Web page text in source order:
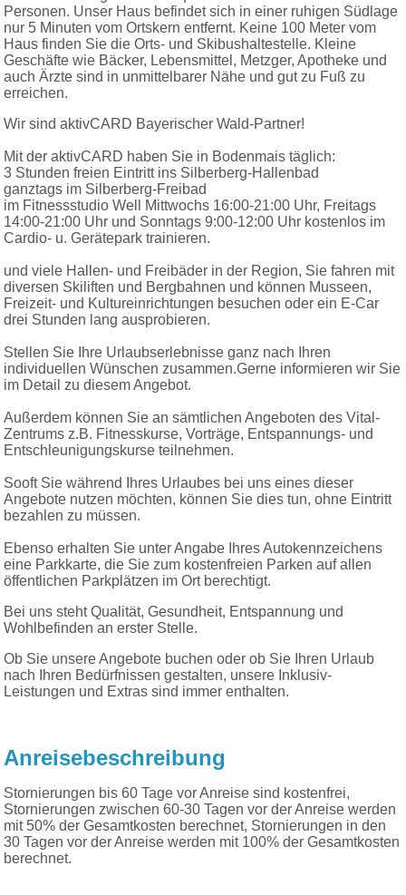
Personen. Unser Haus befindet sich in einer ruhigen Südlage
nur 5 Minuten vom Ortskern entfernt. Keine 100 Meter vom
Haus finden Sie die Orts- und Skibushaltestelle. Kleine
Geschäfte wie Bäcker, Lebensmittel, Metzger, Apotheke und
auch Ärzte sind in unmittelbarer Nähe und gut zu Fuß zu
erreichen.
Wir sind aktivCARD Bayerischer Wald-Partner!
Mit der aktivCARD haben Sie in Bodenmais täglich:
3 Stunden freien Eintritt ins Silberberg-Hallenbad
ganztags im Silberberg-Freibad
im Fitnessstudio Well Mittwochs 16:00-21:00 Uhr, Freitags
14:00-21:00 Uhr und Sonntags 9:00-12:00 Uhr kostenlos im
Cardio- u. Gerätepark trainieren.
und viele Hallen- und Freibäder in der Region, Sie fahren mit
diversen Skiliften und Bergbahnen und können Musseen,
Freizeit- und Kultureinrichtungen besuchen oder ein E-Car
drei Stunden lang ausprobieren.
Stellen Sie Ihre Urlaubserlebnisse ganz nach Ihren
individuellen Wünschen zusammen.Gerne informieren wir Sie
im Detail zu diesem Angebot.
Außerdem können Sie an sämtlichen Angeboten des Vital-
Zentrums z.B. Fitnesskurse, Vorträge, Entspannungs- und
Entschleunigungskurse teilnehmen.
Sooft Sie während Ihres Urlaubes bei uns eines dieser
Angebote nutzen möchten, können Sie dies tun, ohne Eintritt
bezahlen zu müssen.
Ebenso erhalten Sie unter Angabe Ihres Autokennzeichens
eine Parkkarte, die Sie zum kostenfreien Parken auf allen
öffentlichen Parkplätzen im Ort berechtigt.
Bei uns steht Qualität, Gesundheit, Entspannung und
Wohlbefinden an erster Stelle.
Ob Sie unsere Angebote buchen oder ob Sie Ihren Urlaub
nach Ihren Bedürfnissen gestalten, unsere Inklusiv-
Leistungen und Extras sind immer enthalten.
Anreisebeschreibung
Stornierungen bis 60 Tage vor Anreise sind kostenfrei,
Stornierungen zwischen 60-30 Tagen vor der Anreise werden
mit 50% der Gesamtkosten berechnet, Stornierungen in den
30 Tagen vor der Anreise werden mit 100% der Gesamtkosten
berechnet.